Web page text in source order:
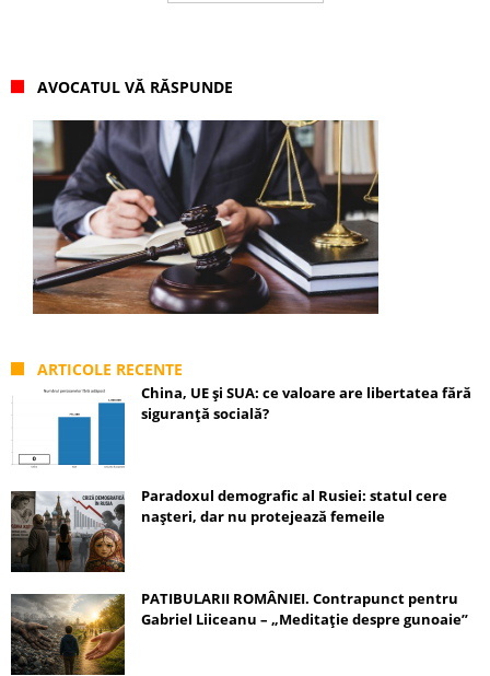
AVOCATUL VĂ RĂSPUNDE
ARTICOLE RECENTE
China, UE și SUA: ce valoare are libertatea fără
siguranță socială?
Paradoxul demografic al Rusiei: statul cere
nașteri, dar nu protejează femeile
PATIBULARII ROMÂNIEI. Contrapunct pentru
Gabriel Liiceanu – „Meditație despre gunoaie”